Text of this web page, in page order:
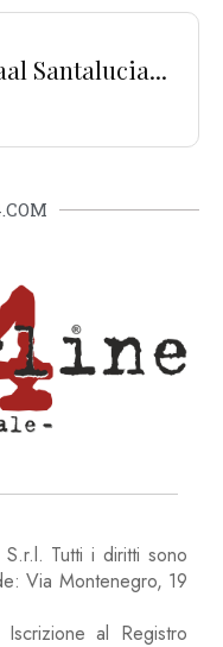
Santalucia...
Tutti i diritti sono
Via Montenegro, 19
al Registro